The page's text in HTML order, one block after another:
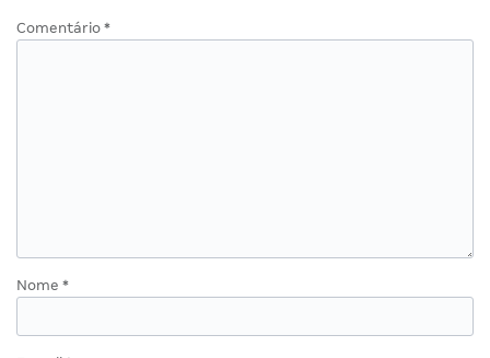
Comentário *
Nome *